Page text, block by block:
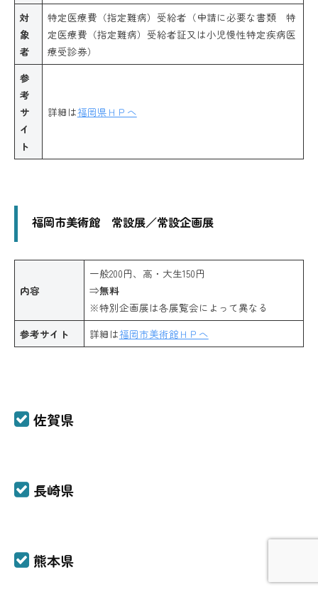
対
象
者
特定医療費（指定難病）受給者（申請に必要な書類 特
定医療費（指定難病）受給者証又は小児慢性特定疾病医
療受診券）
参
考
サ
イ
ト
詳細は福岡県ＨＰへ
福岡市美術館 常設展／常設企画展
内容
一般200円、高・大生150円
⇒無料
※特別企画展は各展覧会によって異なる
参考サイト
詳細は福岡市美術館ＨＰへ
佐賀県
長崎県
熊本県